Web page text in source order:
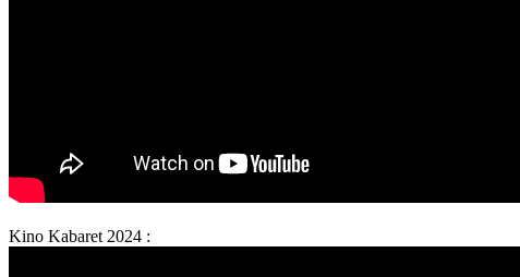
Kino Kabaret 2024 :